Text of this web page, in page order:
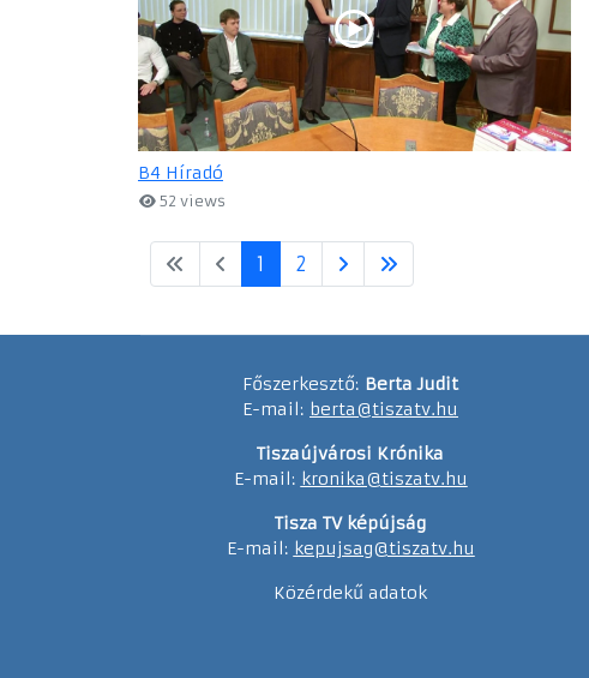
B4 Híradó
52 views
1 2
Főszerkesztő: Berta Judit
E-mail: berta@tiszatv.hu
Tiszaújvárosi Krónika
E-mail: kronika@tiszatv.hu
Tisza TV képújság
E-mail: kepujsag@tiszatv.hu
Közérdekű adatok